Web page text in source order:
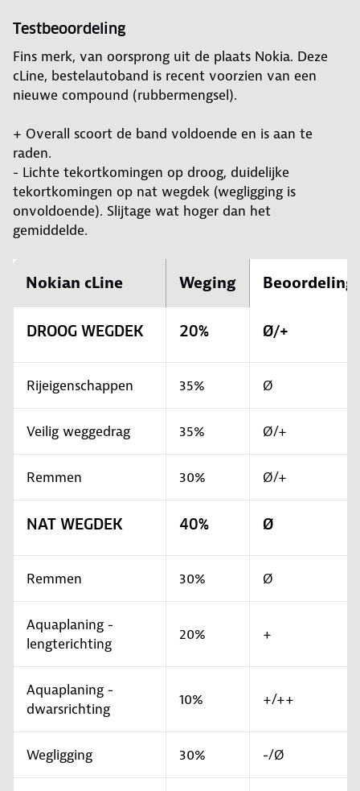
Testbeoordeling
Fins merk, van oorsprong uit de plaats Nokia. Deze
cLine, bestelautoband is recent voorzien van een
nieuwe compound (rubbermengsel).
+ Overall scoort de band voldoende en is aan te
raden.
- Lichte tekortkomingen op droog, duidelijke
tekortkomingen op nat wegdek (wegligging is
onvoldoende). Slijtage wat hoger dan het
gemiddelde.
Nokian cLine Weging Beoordeling
DROOG WEGDEK 20% Ø/+
Rijeigenschappen 35% Ø
Veilig weggedrag 35% Ø/+
Remmen 30% Ø/+
NAT WEGDEK 40% Ø
Remmen 30% Ø
Aquaplaning -
lengterichting
20% +
Aquaplaning -
dwarsrichting
10% +/++
Wegligging 30% -/Ø